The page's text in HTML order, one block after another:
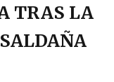
TRAS LA